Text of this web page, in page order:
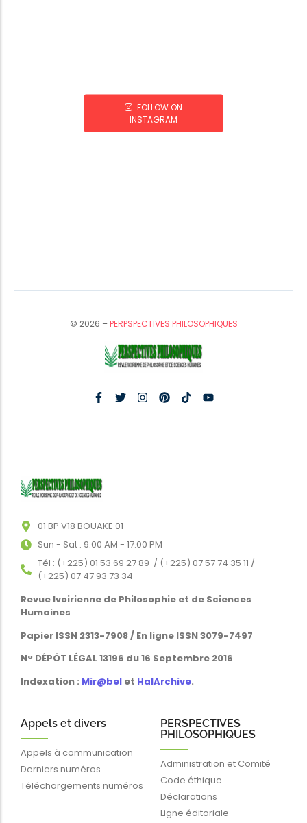
FOLLOW ON
INSTAGRAM
© 2026 –PERPSPECTIVES PHILOSOPHIQUES
01 BP V18 BOUAKE 01
Sun - Sat : 9:00 AM - 17:00 PM
Tél : (+225) 01 53 69 27 89 / (+225) 07 57 74 35 11 /
(+225) 07 47 93 73 34
Revue Ivoirienne de Philosophie et de Sciences
Humaines
Papier ISSN 2313-7908 / En ligne ISSN 3079-7497
N° DÉPÔT LÉGAL 13196 du 16 Septembre 2016
Indexation : Mir@bel et HalArchive.
Appels et divers
Appels à communication
Derniers numéros
Téléchargements numéros
PERSPECTIVES
PHILOSOPHIQUES
Administration et Comité
Code éthique
Déclarations
Ligne éditoriale